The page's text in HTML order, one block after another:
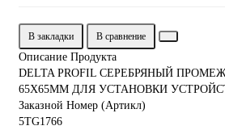
В закладки В сравнение
Описание Продукта
DELTA PROFIL СЕРЕБРЯНЫЙ
65Х65ММ ДЛЯ УСТАНОВКИ
Заказной Номер (Артикл)
5TG1766